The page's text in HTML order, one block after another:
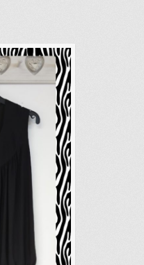
variaties.
Deze
optie
kan
gekozen
worden
op
de
productpagina